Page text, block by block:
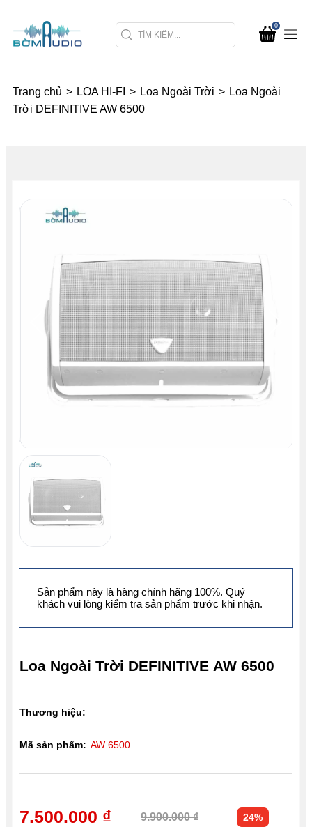
0
Trang chủ > LOA HI-FI > Loa Ngoài Trời > Loa Ngoài
Trời DEFINITIVE AW 6500
Loa Ngoài Trời DEFINITIVE AW 6500
7.500.000 ₫ 9.900.000 ₫ 24%
Thương hiệu:
Mã sản phẩm: AW 6500
Sản phẩm này là hàng chính hãng 100%. Quý
khách vui lòng kiểm tra sản phẩm trước khi nhận.